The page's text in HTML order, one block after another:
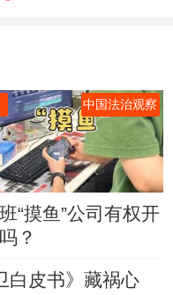
中国法治观察
班“摸鱼”公司有权开
？
白皮书》藏祸心